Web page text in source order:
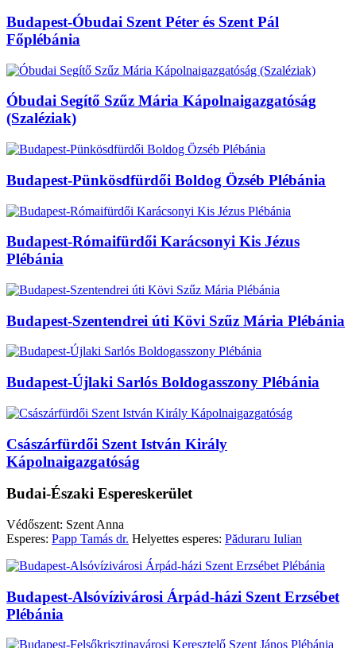
Budapest-Óbudai Szent Péter és Szent Pál
Főplébánia
Óbudai Segítő Szűz Mária Kápolnaigazgatóság
(Szaléziak)
Budapest-Pünkösdfürdői Boldog Özséb Plébánia
Budapest-Rómaifürdői Karácsonyi Kis Jézus
Plébánia
Budapest-Szentendrei úti Kövi Szűz Mária Plébánia
Budapest-Újlaki Sarlós Boldogasszony Plébánia
Császárfürdői Szent István Király
Kápolnaigazgatóság
Budai-Északi Espereskerület
Védőszent: Szent Anna
Esperes: Papp Tamás dr. Helyettes esperes: Păduraru Iulian
Budapest-Alsóvízivárosi Árpád-házi Szent Erzsébet
Plébánia